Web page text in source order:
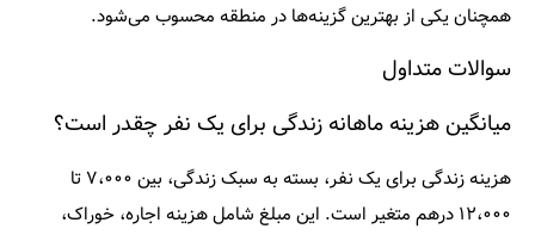
همچنان یکی از بهترین گزینه‌ها در منطقه محسوب می‌شود.
سوالات متداول
میانگین هزینه ماهانه زندگی برای یک نفر چقدر است؟
هزینه زندگی برای یک نفر، بسته به سبک زندگی، بین
۷،۰۰۰ تا
۱۲،۰۰۰ درهم
متغیر است. این مبلغ شامل هزینه اجاره، خوراک،